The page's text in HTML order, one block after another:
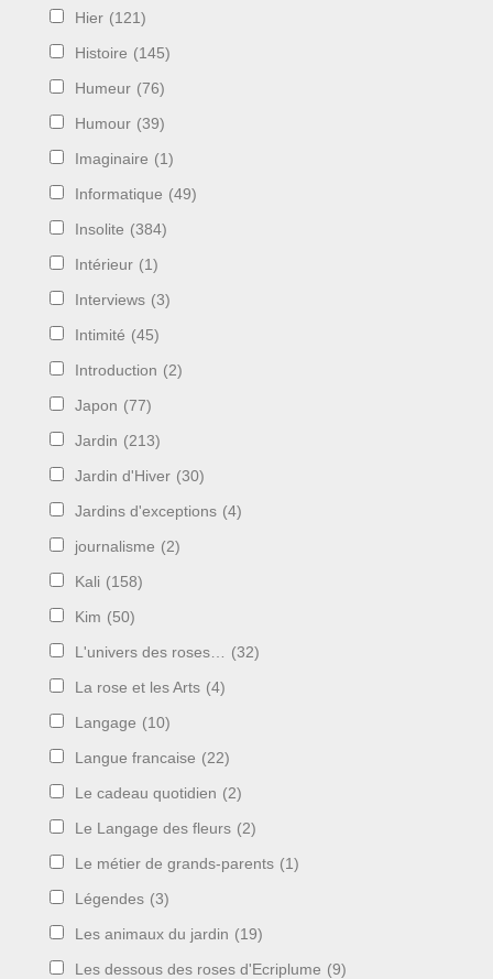
Hier (121)
Histoire (145)
Humeur (76)
Humour (39)
Imaginaire (1)
Informatique (49)
Insolite (384)
Intérieur (1)
Interviews (3)
Intimité (45)
Introduction (2)
Japon (77)
Jardin (213)
Jardin d'Hiver (30)
Jardins d'exceptions (4)
journalisme (2)
Kali (158)
Kim (50)
L'univers des roses… (32)
La rose et les Arts (4)
Langage (10)
Langue francaise (22)
Le cadeau quotidien (2)
Le Langage des fleurs (2)
Le métier de grands-parents (1)
Légendes (3)
Les animaux du jardin (19)
Les dessous des roses d'Ecriplume (9)